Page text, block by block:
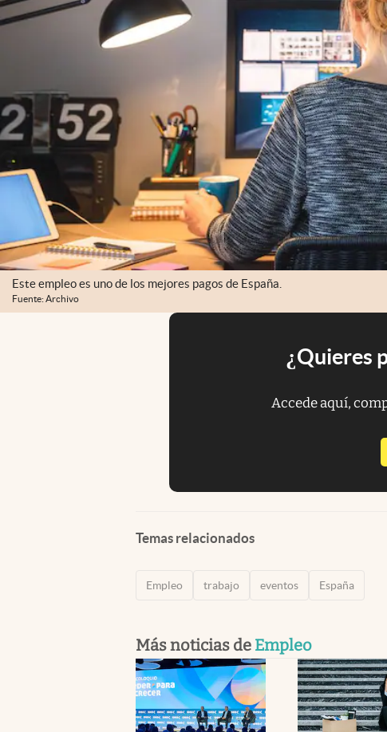
Este empleo es uno de los mejores pagos de España.
Fuente: Archivo
¿Quieres
Accede aquí,
Temas relacionados
Empleo trabajo eventos España
Más noticias de Empleo